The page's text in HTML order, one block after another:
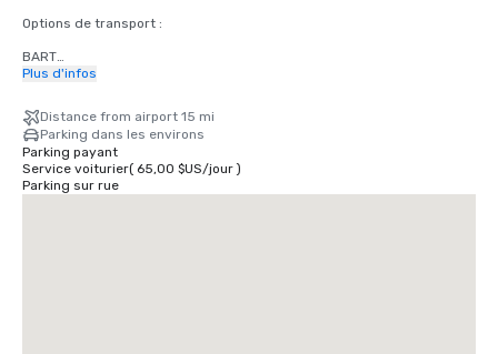
Options de transport :
BART
Adultes
TRAMWAY
Horaires : du lundi au vendredi de 4 h à minuit, le samedi de 6 h à
minuit, le dimanche de 8 h à minuit.
Gratuit
Plus d'infos
Distance from airport 15 mi
Parking dans les environs
Parking payant
Service voiturier( 65,00 $US/jour)
Parking sur rue